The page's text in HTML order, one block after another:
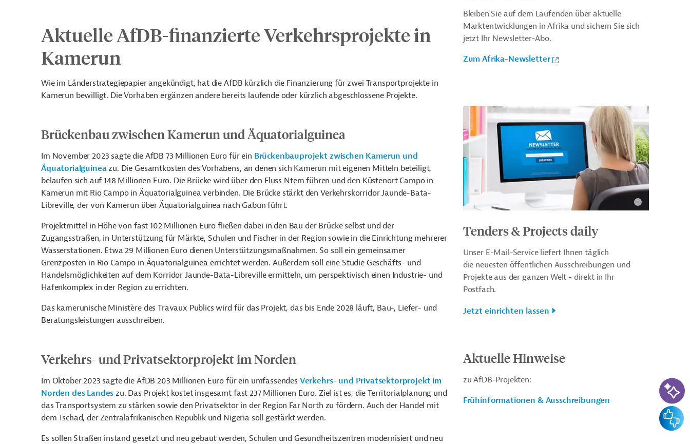
Aktuelle AfDB-finanzierte Verkehrsprojekte in
Kamerun
Wie im Länderstrategiepapier angekündigt, hat die AfDB kürzlich die Finanzierung für zwei Transportprojekte in
Kamerun bewilligt. Die Vorhaben ergänzen andere bereits laufende oder kürzlich abgeschlossene Projekte.
Brückenbau zwischen Kamerun und Äquatorialguinea
Im November 2023 sagte die AfDB 73 Millionen Euro fürein Brückenbauprojekt zwischen Kamerun und
Äquatorialguineazu. Die Gesamtkosten des Vorhabens, an denen sich Kamerun mit eigenen Mitteln beteiligt,
belaufen sich auf 148 Millionen Euro. Die Brücke wird über den Fluss Ntem führen und den Küstenort Campo in
Kamerun mit Rio Campo in Äquatorialguinea verbinden. Die Brücke stärkt den Verkehrskorridor Jaunde-Bata-
Libreville, der von Kamerun über Äquatorialguinea nach Gabun führt.
Projektmittel in Höhe von fast 102 Millionen Euro fließen dabei in den Bau der Brücke selbst und der
Zugangsstraßen, in Unterstützung für Märkte, Schulen und Fischer in der Region sowie in die Einrichtung mehrerer
Wasserstationen. Etwa 29 Millionen Euro dienen Unterstützungsmaßnahmen. So soll ein gemeinsamer
Grenzposten in Rio Campo in Äquatorialguinea errichtet werden. Außerdem soll eine Studie Geschäfts- und
Handelsmöglichkeiten auf dem Korridor Jaunde-Bata-Libreville ermitteln, um perspektivisch einen Industrie- und
Hafenkomplex in der Region zu errichten.
Das kamerunische Ministère des Travaux Publics wird für das Projekt, das bis Ende 2028 läuft, Bau-, Liefer- und
Beratungsleistungen ausschreiben.
Verkehrs- und Privatsektorprojekt im Norden
Im Oktober 2023 sagte die AfDB 203 Millionen Euro für ein umfassendes Verkehrs- und Privatsektorprojekt im
Norden des Landes zu. Das Projekt kostet insgesamt fast 237 Millionen Euro. Ziel ist es, die Territorialplanung und
das Transportsystem zu stärken sowie den Privatsektor in der Region Far North zu fördern. Auch der Handel mit
dem Tschad, der Zentralafrikanischen Republik und Nigeria soll gestärkt werden.
Es sollen Straßen instand gesetzt und neu gebaut werden, Schulen und Gesundheitszentren modernisiert und neu
Bleiben Sie auf dem Laufenden über aktuelle
Marktentwicklungen in Afrika und sichern Sie sich
jetzt Ihr Newsletter-Abo.
Zum Afrika-Newsletter
Tenders & Projects daily
Unser E-Mail-Service liefert Ihnen täglich
die neuesten öffentlichen Ausschreibungen und
Projekte aus der ganzen Welt - direkt in Ihr
Postfach.
Jetzt einrichten lassen
Aktuelle Hinweise
zu AfDB-Projekten:
Frühinformationen & Ausschreibungen
KI-